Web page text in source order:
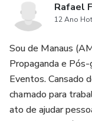
Rafael
12 Ano
Sou de Manaus
Propaganda e
Eventos. Cansado
chamado para
ato de ajudar